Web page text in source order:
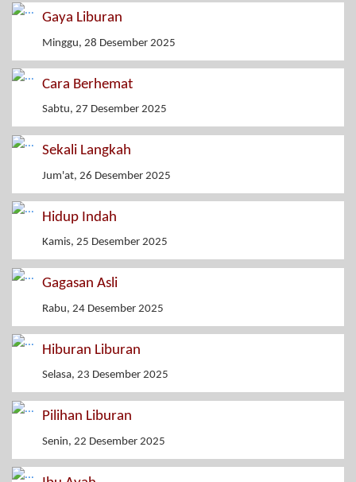
Gaya Liburan
Minggu, 28 Desember 2025
Cara Berhemat
Sabtu, 27 Desember 2025
Sekali Langkah
Jum'at, 26 Desember 2025
Hidup Indah
Kamis, 25 Desember 2025
Gagasan Asli
Rabu, 24 Desember 2025
Hiburan Liburan
Selasa, 23 Desember 2025
Pilihan Liburan
Senin, 22 Desember 2025